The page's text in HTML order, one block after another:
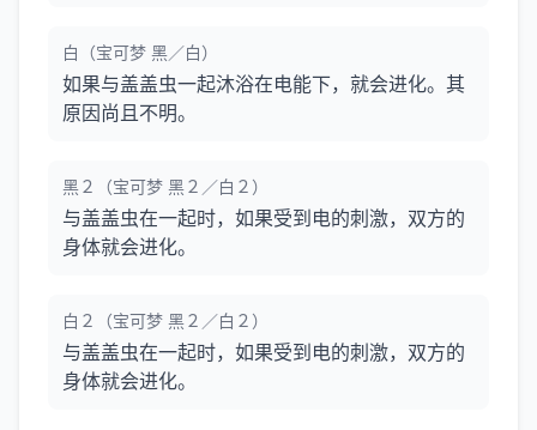
白（宝可梦 黑／白）
如果与盖盖虫一起沐浴在电能下，就会进化。其
原因尚且不明。
黑２（宝可梦 黑２／白２）
与盖盖虫在一起时，如果受到电的刺激，双方的
身体就会进化。
白２（宝可梦 黑２／白２）
与盖盖虫在一起时，如果受到电的刺激，双方的
身体就会进化。